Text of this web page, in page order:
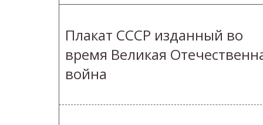
Плакат СССР изданный во
время Великая
война